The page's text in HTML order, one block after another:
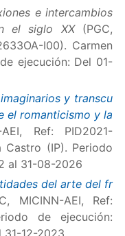
e intercambios
el siglo XX(PGC,
I00). Carmen
ejecución: Del 01-
y transcu
el romanticismo y la
Ref: PID2021-
Castro (IP). Periodo
al 31-08-2026
del arte del fr
MICINN-AEI, Ref:
de ejecución:
31-12-2023